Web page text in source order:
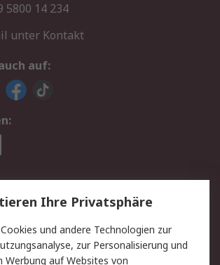
5800 14 234
unter Kontakt
auf:
Lieferlösungen
Kontakt
Privatkunden
Ihre Privatsphäre
und andere Technologien zur
zur Personalisierung und
Werbung auf Websites von